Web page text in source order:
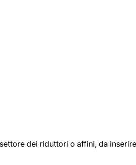
dei riduttori o affini, da inserire